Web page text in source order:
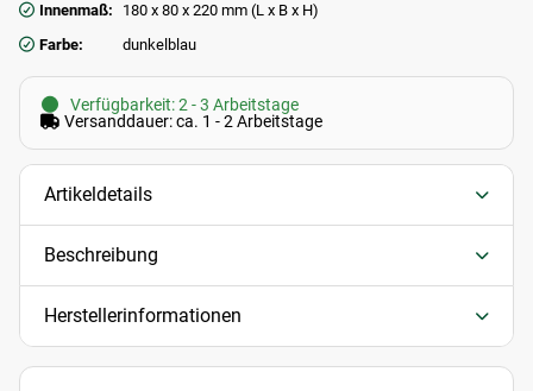
Innenmaß:
180 x 80 x 220 mm (L x B x H)
Farbe:
dunkelblau
Verfügbarkeit: 2 - 3 Arbeitstage
Versanddauer: ca. 1 - 2 Arbeitstage
Artikeldetails
Beschreibung
Herstellerinformationen